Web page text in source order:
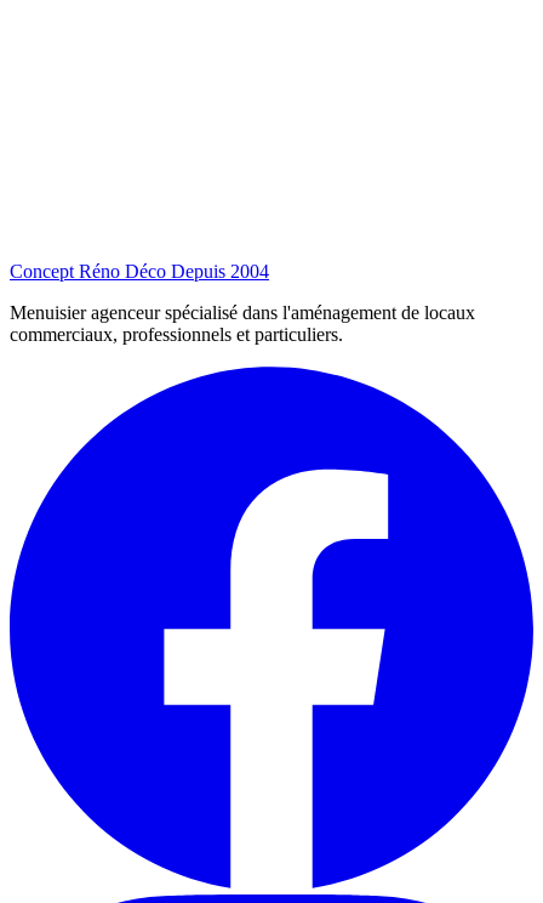
Concept Réno Déco Depuis 2004
Menuisier agenceur spécialisé dans l'aménagement de locaux
commerciaux, professionnels et particuliers.